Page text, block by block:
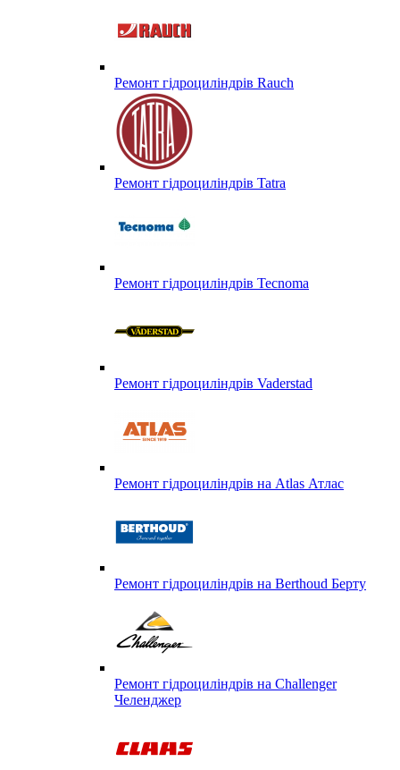
Ремонт гідроциліндрів Rauch
Ремонт гідроциліндрів Tatra
Ремонт гідроциліндрів Tecnoma
Ремонт гідроциліндрів Vaderstad
Ремонт гідроциліндрів на Atlas Атлас
Ремонт гідроциліндрів на Berthoud Берту
Ремонт гідроциліндрів на Challenger
Челенджер